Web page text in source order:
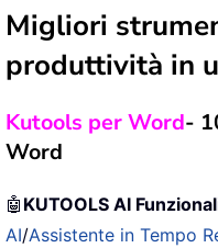
Migliori
produttività in
Kutools per Word-
Word
🤖 KUTOOLS AI
AI/Assistente in Tempo